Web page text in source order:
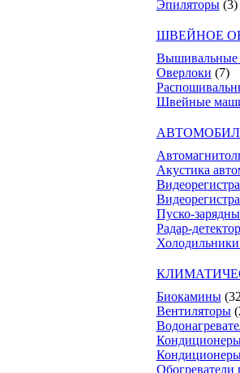
Эпиляторы (3)
ШВЕЙНОЕ
Оверлоки (7)
Швейные
Акустика
Пуско-
Радар-
Биокамины
Вентиляторы
Обогреватели